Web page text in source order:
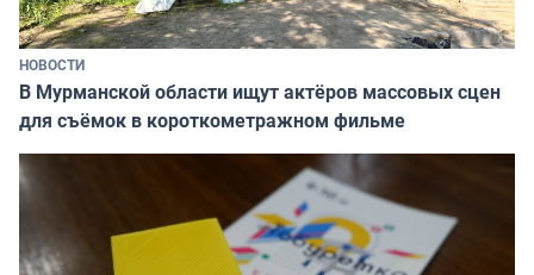
НОВОСТИ
В Мурманской области ищут актёров массовых сцен
для съёмок в короткометражном фильме